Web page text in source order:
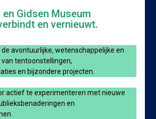
Gidsen Museum
en vernieuwt.
de avontuurlijke, wetenschappelijke en
tentoonstellingen,
en bijzondere projecten.
actief te experimenteren met nieuwe
en